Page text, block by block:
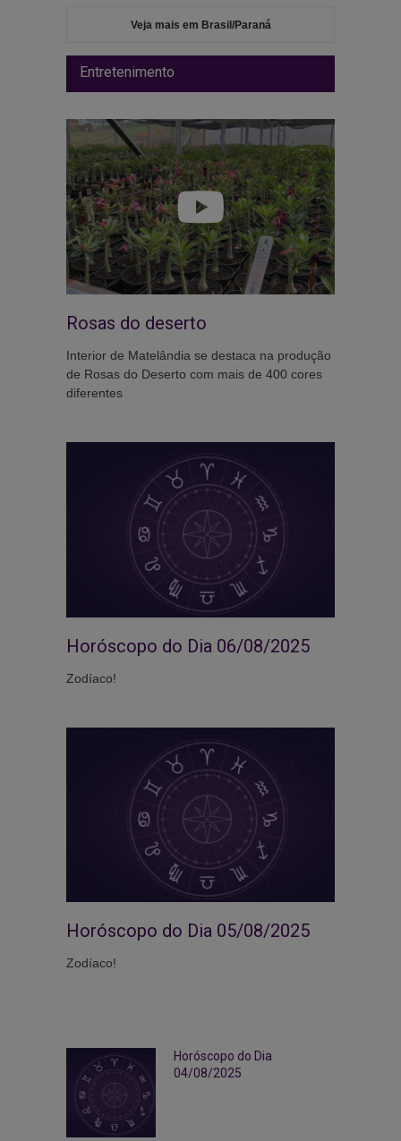
Veja mais em Brasil/Paraná
Entretenimento
Rosas do deserto
Interior de Matelândia se destaca na produção
de Rosas do Deserto com mais de 400 cores
diferentes
Horóscopo do Dia 06/08/2025
Zodíaco!
Horóscopo do Dia 05/08/2025
Zodíaco!
Horóscopo do Dia
04/08/2025